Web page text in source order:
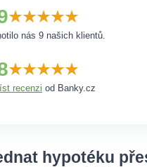
nás 9 našich klientů.
recenzi od Banky.cz
hypotéku